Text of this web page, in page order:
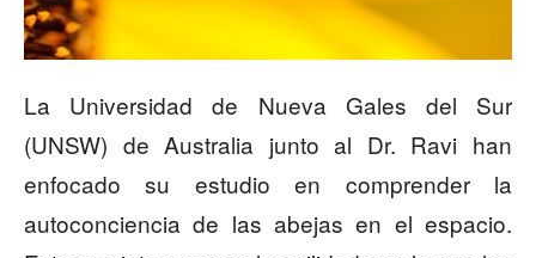
La Universidad de Nueva Gales del Sur
(UNSW) de Australia junto al Dr. Ravi han
enfocado su estudio en comprender la
autoconciencia de las abejas en el espacio.